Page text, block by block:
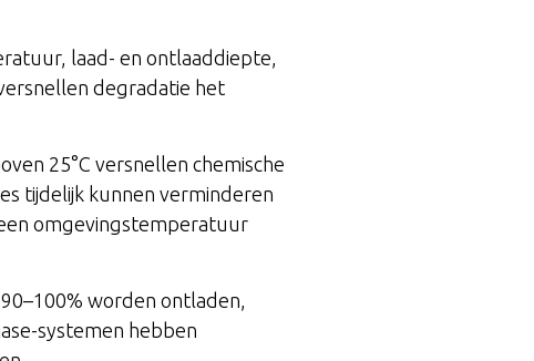
laad- en ontlaaddiepte,
degradatie het
25°C versnellen chemische
tijdelijk kunnen verminderen
omgevingstemperatuur
worden ontladen,
systemen hebben